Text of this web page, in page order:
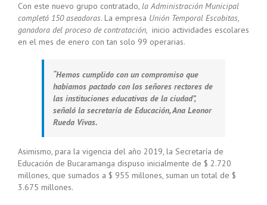
Con este nuevo grupo contratado, la Administración Municipal
completó 150 aseadoras. La empresa Unión Temporal Escobitas,
ganadora del proceso de contratación, inicio actividades escolares
en el mes de enero con tan solo 99 operarias.
“Hemos cumplido con un compromiso que
habíamos pactado con los señores rectores de
las instituciones educativas de la ciudad”,
señaló la secretaría de Educación, Ana Leonor
Rueda Vivas.
Asimismo, para la vigencia del año 2019, la Secretaría de
Educación de Bucaramanga dispuso inicialmente de $ 2.720
millones, que sumados a $ 955 millones, suman un total de $
3.675 millones.